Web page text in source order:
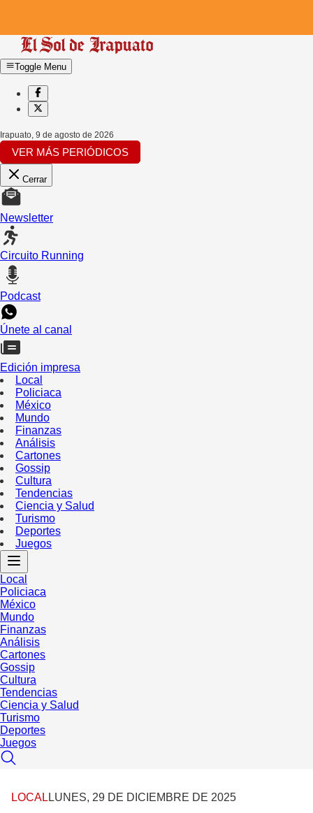
Toggle Menu
Irapuato, 9 de agosto de 2026
VER MÁS PERIÓDICOS
Cerrar
Newsletter
Circuito Running
Podcast
Únete al canal
Edición impresa
Local
Policiaca
México
Mundo
Finanzas
Análisis
Cartones
Gossip
Cultura
Tendencias
Ciencia y Salud
Turismo
Deportes
Juegos
Local
Policiaca
México
Mundo
Finanzas
Análisis
Cartones
Gossip
Cultura
Tendencias
Ciencia y Salud
Turismo
Deportes
Juegos
LOCAL LUNES, 29 DE DICIEMBRE DE 2025